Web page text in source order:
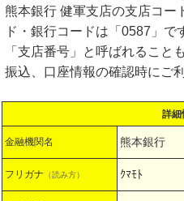
熊本銀行 健軍支店の支店コー
ド・銀行コードは「0587」
「支店番号」と呼ばれること
振込、口座情報の確認時にご
詳細
金融機関名 熊本銀行
フリガナ （読み方） ｸﾏﾓﾄ